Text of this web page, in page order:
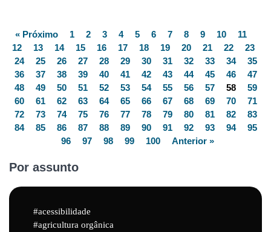
« Próximo 1 2 3 4 5 6 7 8 9 10
11
12
13 14 15 16 17 18 19 20 21 22
23
24
25 26 27 28 29 30 31 32 33 34
35
36
37 38 39 40 41 42 43 44 45 46
47
48
49 50 51 52 53 54 55 56 57 58
59
60
61 62 63 64 65 66 67 68 69 70
71
72
73 74 75 76 77 78 79 80 81 82
83
84
85 86 87 88 89 90 91 92 93 94
95
96
97 98 99 100 Anterior »
Por assunto
acessibilidade
agricultura orgânica